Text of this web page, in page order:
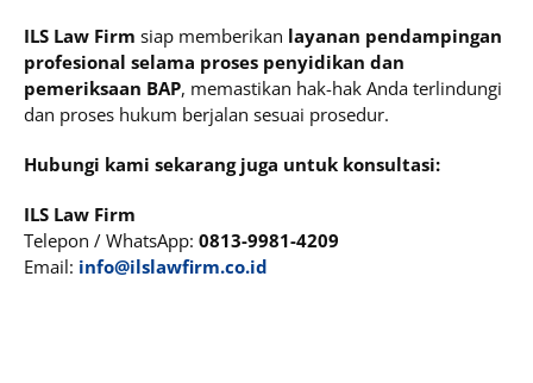
ILS Law Firm siap memberikan layanan pendampingan
profesional selama proses penyidikan dan
pemeriksaan BAP, memastikan hak-hak Anda terlindungi
dan proses hukum berjalan sesuai prosedur.
Hubungi kami sekarang juga untuk konsultasi:
ILS Law Firm
Telepon / WhatsApp: 0813-9981-4209
Email: info@ilslawfirm.co.id